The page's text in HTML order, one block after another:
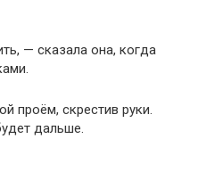
— сказала она, когда
проём, скрестив руки.
дальше.